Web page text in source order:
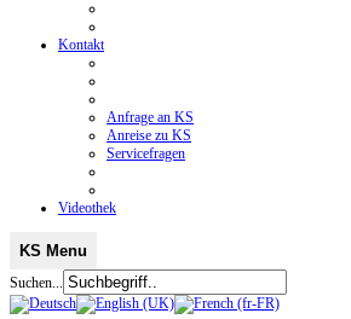
Kontakt
Anfrage an KS
Anreise zu KS
Servicefragen
Videothek
KS Menu
Suchen...